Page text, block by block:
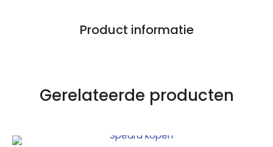
Product informatie
Gerelateerde producten